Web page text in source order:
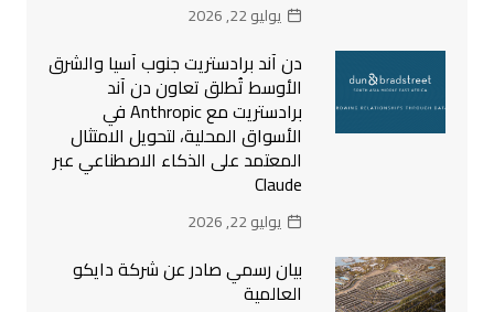
يوليو 22, 2026
دن آند برادستريت جنوب آسيا والشرق
الأوسط تُطلق تعاون دن آند
برادستريت مع Anthropic في
الأسواق المحلية، لتحويل الامتثال
المعتمد على الذكاء الاصطناعي عبر
Claude
يوليو 22, 2026
بيان رسمي صادر عن شركة دايكو
العالمية